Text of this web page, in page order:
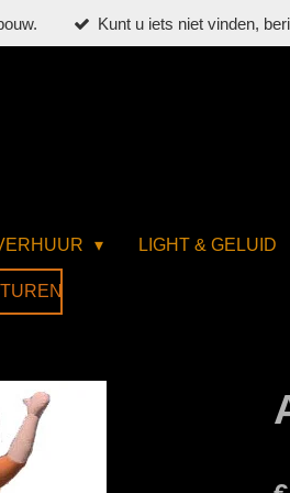
Kunt u iets niet vinden,
LIGHT & GELUID